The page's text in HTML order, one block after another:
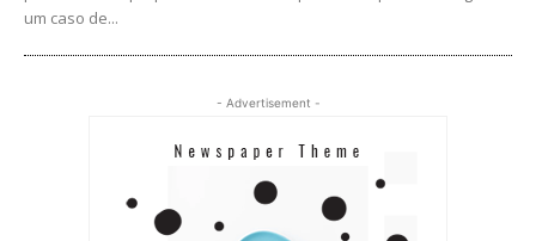
um caso de...
- Advertisement -